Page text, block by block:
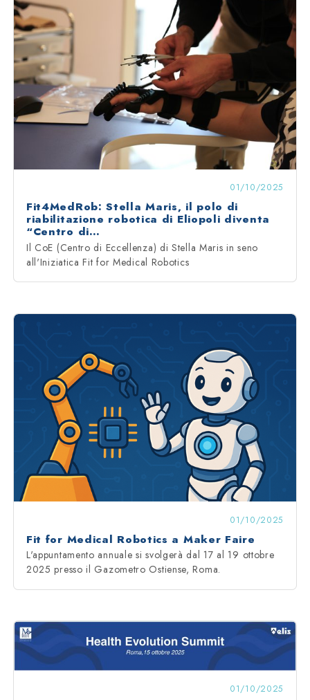
01/10/2025
Fit4MedRob: Stella Maris, il polo di
riabilitazione robotica di Eliopoli diventa
“Centro di…
Il CoE (Centro di Eccellenza) di Stella Maris in seno
all'Iniziatica Fit for Medical Robotics
01/10/2025
Fit for Medical Robotics a Maker Faire
L'appuntamento annuale si svolgerà dal 17 al 19 ottobre
2025 presso il Gazometro Ostiense, Roma.
01/10/2025